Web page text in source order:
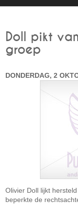
Doll pikt
groep
DONDERDAG, 2
Olivier Doll lijkt
beperkte de